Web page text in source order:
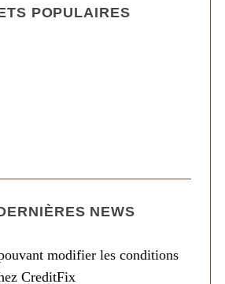
POPULAIRES
NEWS